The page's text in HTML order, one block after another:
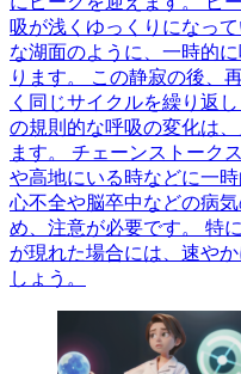
吸が浅くゆっくりになっ
な湖面のように、一時的
ります。 この静寂の後、
く同じサイクルを繰り返
の規則的な呼吸の変化は
ます。 チェーンストーク
や高地にいる時などに一
心不全や脳卒中などの病
め、注意が必要です。 特
が現れた場合には、速や
しょう。